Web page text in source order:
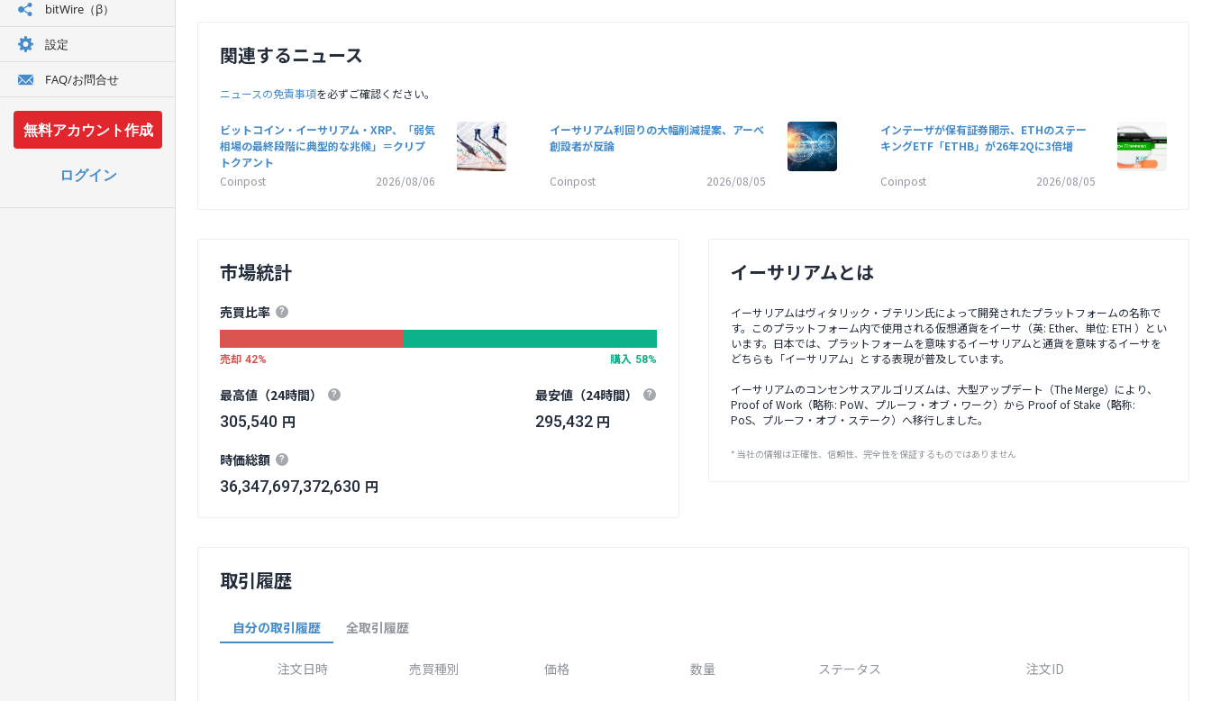
bitWire（β）
設定
FAQ/お問合せ
無料アカウント作成
ログイン
市場統計
売買比率 ?
売却 42% 購入 58%
最高値（24時間） ?
305,540 円
最安値（24時間） ?
295,432 円
時価総額 ?
36,347,697,372,630 円
関連するニュース
ニュースの免責事項を必ずご確認ください。
ビットコイン・イーサリアム・XRP、「弱気
相場の最終段階に典型的な兆候」＝クリプ
トクアント
Coinpost
2026/08/06
イーサリアム利回りの大幅削減提案、アーベ
創設者が反論
Coinpost 2026/08/05
インテーザが保有証券開示、ETHのステー
キングETF「ETHB」が26年2Qに3倍増
Coinpost 2026/08/05
イーサリアムとは
イーサリアムはヴィタリック・ブテリン氏によって開発されたプラットフォームの名称で
す。このプラットフォーム内で使用される仮想通貨をイーサ（英: Ether、単位: ETH ）とい
います。日本では、プラットフォームを意味するイーサリアムと通貨を意味するイーサを
どちらも「イーサリアム」とする表現が普及しています。
イーサリアムのコンセンサスアルゴリズムは、大型アップデート（The Merge）により、
Proof of Work（略称: PoW、プルーフ・オブ・ワーク）から Proof of Stake（略称:
PoS、プルーフ・オブ・ステーク）へ移行しました。
* 当社の情報は正確性、信頼性、完全性を保証するものではありません
取引履歴
自分の取引履歴 全取引履歴
注文日時 売買種別 価格 数量 ステータス 注文ID